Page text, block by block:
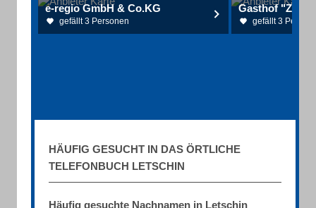
e-regio GmbH & Co.KG
gefällt 3 Personen gefällt 3
HÄUFIG GESUCHT IN DAS ÖRTLICHE
TELEFONBUCH LETSCHIN
Häufig gesuchte Nachnamen in Letschin